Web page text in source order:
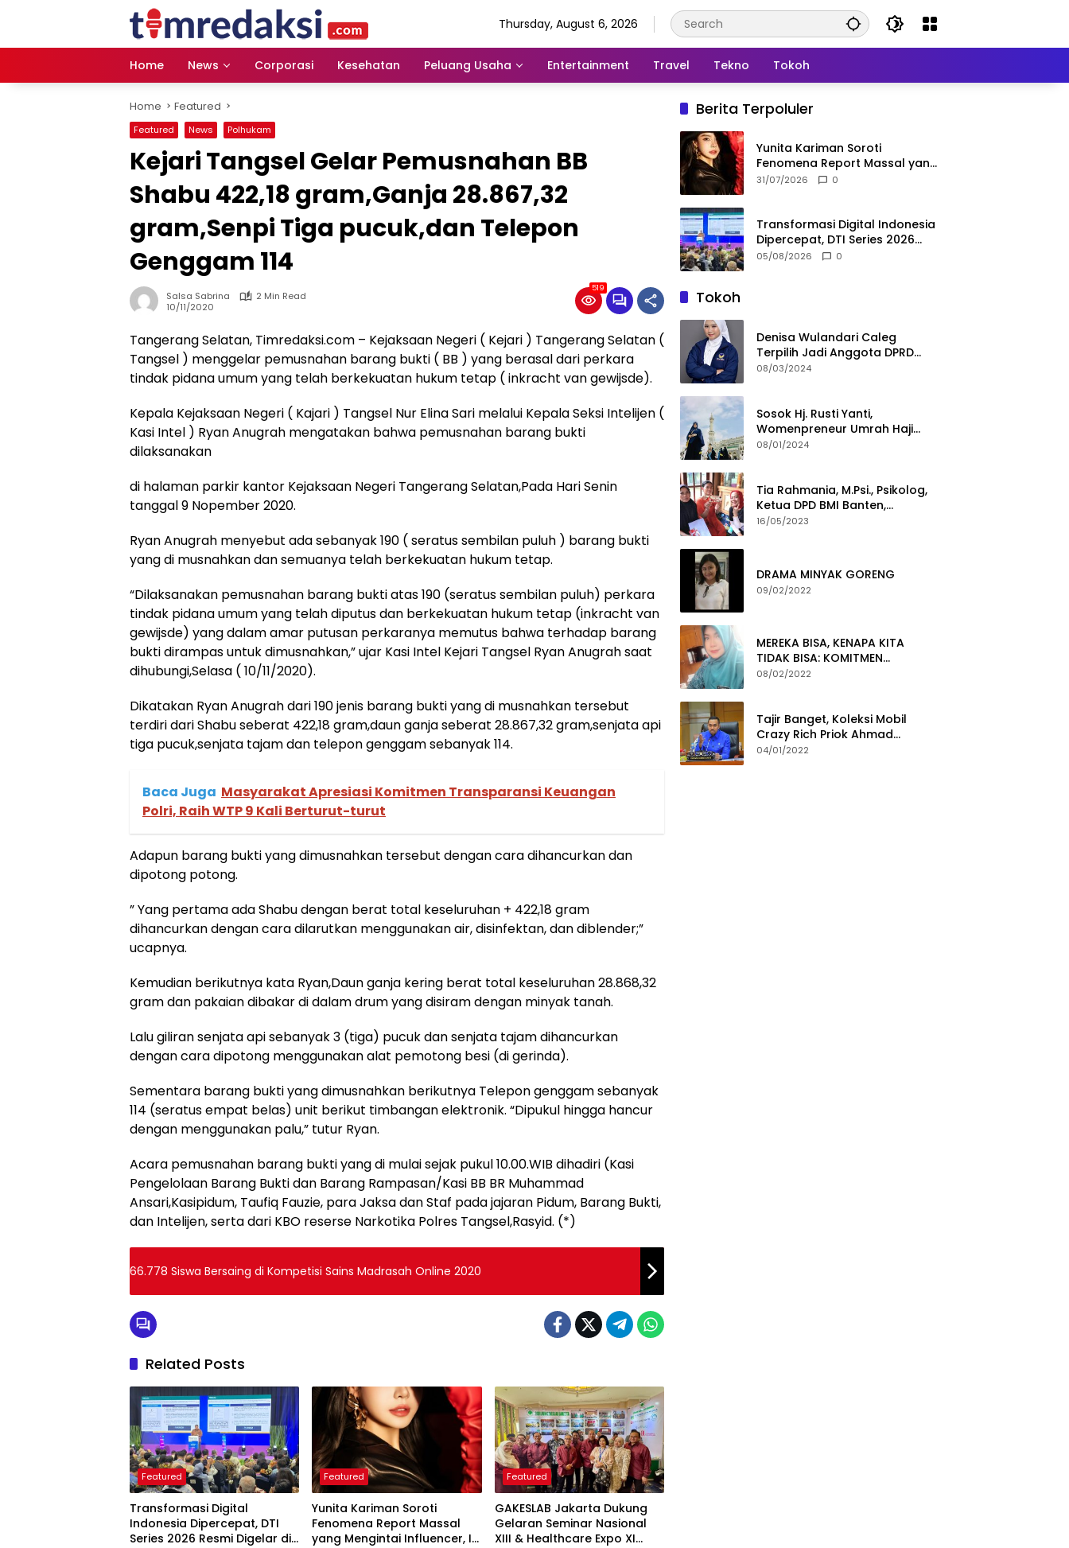
Thursday, August 6, 2026
Home News Corporasi Kesehatan Peluang Usaha Entertainment Travel Tekno Tokoh
Home Featured
Featured News Polhukam
Kejari Tangsel Gelar Pemusnahan BB
Shabu 422,18 gram,Ganja 28.867,32
gram,Senpi Tiga pucuk,dan Telepon
Genggam 114
Salsa Sabrina
2 Min Read
10/11/2020
519
Tangerang Selatan, Timredaksi.com – Kejaksaan Negeri ( Kejari ) Tangerang Selatan (
Tangsel ) menggelar pemusnahan barang bukti ( BB ) yang berasal dari perkara
tindak pidana umum yang telah berkekuatan hukum tetap ( inkracht van gewijsde).
Kepala Kejaksaan Negeri ( Kajari ) Tangsel Nur Elina Sari melalui Kepala Seksi Intelijen (
Kasi Intel ) Ryan Anugrah mengatakan bahwa pemusnahan barang bukti
dilaksanakan
di halaman parkir kantor Kejaksaan Negeri Tangerang Selatan,Pada Hari Senin
tanggal 9 Nopember 2020.
Ryan Anugrah menyebut ada sebanyak 190 ( seratus sembilan puluh ) barang bukti
yang di musnahkan dan semuanya telah berkekuatan hukum tetap.
“Dilaksanakan pemusnahan barang bukti atas 190 (seratus sembilan puluh) perkara
tindak pidana umum yang telah diputus dan berkekuatan hukum tetap (inkracht van
gewijsde) yang dalam amar putusan perkaranya memutus bahwa terhadap barang
bukti dirampas untuk dimusnahkan,” ujar Kasi Intel Kejari Tangsel Ryan Anugrah saat
dihubungi,Selasa ( 10/11/2020).
Dikatakan Ryan Anugrah dari 190 jenis barang bukti yang di musnahkan tersebut
terdiri dari Shabu seberat 422,18 gram,daun ganja seberat 28.867,32 gram,senjata api
tiga pucuk,senjata tajam dan telepon genggam sebanyak 114.
Baca Juga Masyarakat Apresiasi Komitmen Transparansi Keuangan
Polri, Raih WTP 9 Kali Berturut-turut
Adapun barang bukti yang dimusnahkan tersebut dengan cara dihancurkan dan
dipotong potong.
” Yang pertama ada Shabu dengan berat total keseluruhan + 422,18 gram
dihancurkan dengan cara dilarutkan menggunakan air, disinfektan, dan diblender;”
ucapnya.
Kemudian berikutnya kata Ryan,Daun ganja kering berat total keseluruhan 28.868,32
gram dan pakaian dibakar di dalam drum yang disiram dengan minyak tanah.
Lalu giliran senjata api sebanyak 3 (tiga) pucuk dan senjata tajam dihancurkan
dengan cara dipotong menggunakan alat pemotong besi (di gerinda).
Sementara barang bukti yang dimusnahkan berikutnya Telepon genggam sebanyak
114 (seratus empat belas) unit berikut timbangan elektronik. “Dipukul hingga hancur
dengan menggunakan palu,” tutur Ryan.
Acara pemusnahan barang bukti yang di mulai sejak pukul 10.00.WIB dihadiri (Kasi
Pengelolaan Barang Bukti dan Barang Rampasan/Kasi BB BR Muhammad
Ansari,Kasipidum, Taufiq Fauzie, para Jaksa dan Staf pada jajaran Pidum, Barang Bukti,
dan Intelijen, serta dari KBO reserse Narkotika Polres Tangsel,Rasyid. (*)
66.778 Siswa Bersaing di Kompetisi Sains Madrasah Online 2020
Related Posts
Featured
Transformasi Digital
Indonesia Dipercepat, DTI
Series 2026 Resmi Digelar di
Featured
Yunita Kariman Soroti
Fenomena Report Massal
yang Mengintai Influencer, Ini
Featured
GAKESLAB Jakarta Dukung
Gelaran Seminar Nasional
XIII & Healthcare Expo XI
Berita Terpoluler
Yunita Kariman Soroti
Fenomena Report Massal yang
Mengintai Influencer, Ini
31/07/2026 0
Transformasi Digital Indonesia
Dipercepat, DTI Series 2026
Resmi Digelar di Jakarta
05/08/2026 0
Tokoh
Denisa Wulandari Caleg
Terpilih Jadi Anggota DPRD
Termuda Periode 2024-2029
08/03/2024
Sosok Hj. Rusti Yanti,
Womenpreneur Umrah Haji
Yang Gigih Syiarkan Baitullah
08/01/2024
Tia Rahmania, M.Psi., Psikolog,
Ketua DPD BMI Banten,
membawa Program Layanan
16/05/2023
DRAMA MINYAK GORENG
09/02/2022
MEREKA BISA, KENAPA KITA
TIDAK BISA: KOMITMEN
PEMBERANTASAN KORUPSI
08/02/2022
Tajir Banget, Koleksi Mobil
Crazy Rich Priok Ahmad
Sahroni Bikin Ngiler
04/01/2022